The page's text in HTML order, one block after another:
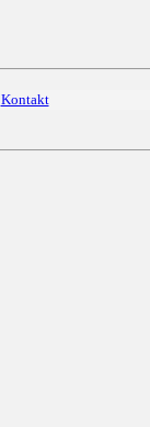
Kontakt